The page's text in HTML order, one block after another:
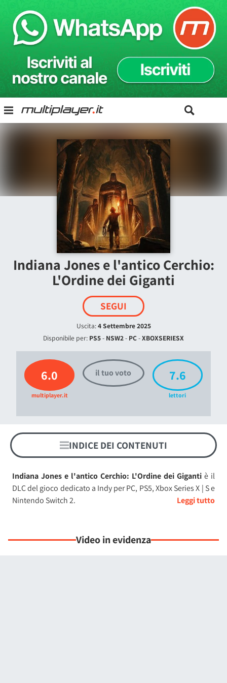
Indiana Jones e l'antico Cerchio:
L'Ordine dei Giganti
SEGUI
Uscita:4 Settembre 2025
Disponibile per: PS5- NSW2- PC-XBOXSERIESX
6.0
multiplayer.it
il tuo voto 7.6
lettori
INDICE DEI CONTENUTI
Indiana Jones e l'antico Cerchio: L'Ordine dei Giganti è il
DLC del gioco dedicato a Indy per PC, PS5, Xbox Series X | S e
Nintendo Switch 2.
Indiana Jones che deve indagare su una bestia nascosta
Video in evidenza